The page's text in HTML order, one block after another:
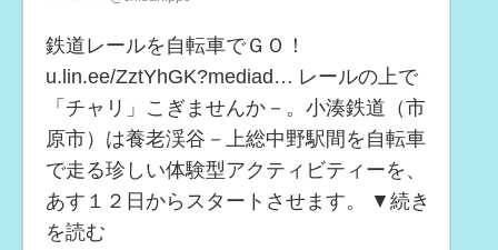
鉄道レールを自転車でＧＯ！
u.lin.ee/ZztYhGK?mediad… レールの上で
「チャリ」こぎませんか－。小湊鉄道（市
原市）は養老渓谷－上総中野駅間を自転車
で走る珍しい体験型アクティビティーを、
あす１２日からスタートさせます。 ▼続き
を読む